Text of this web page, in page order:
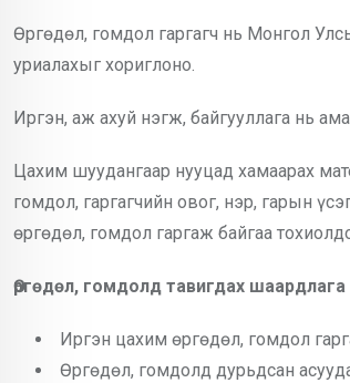
Өргөдөл, гомдол гаргагч нь Монгол
уриалахыг хориглоно.
Иргэн, аж ахуй нэгж, байгууллага нь
Цахим шуудангаар нууцад хамаарах
гомдол, гаргагчийн овог, нэр, гарын
өргөдөл, гомдол гаргаж байгаа
Өргөдөл, гомдолд тавигдах шаардлага
Иргэн цахим өргөдөл, гомдол
Өргөдөл, гомдолд дурьдсан